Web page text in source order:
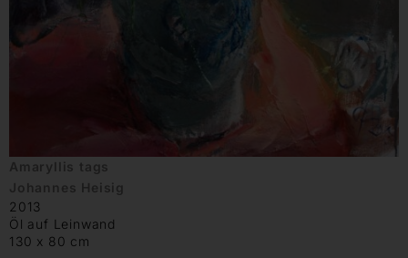
Amaryllis tags
Johannes Heisig
2013
Öl auf Leinwand
130 x 80 cm